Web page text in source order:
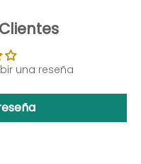
una reseña